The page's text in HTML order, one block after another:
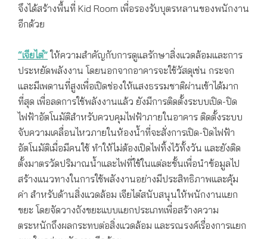
จึงได้สร้างพื้นที่ Kid Room เพื่อรองรับบุตรหลานของพนักงาน
อีกด้วย
“เจียไต๋”ให้ความสำคัญกับการดูแลรักษาสิ่งแวดล้อมและการ
ประหยัดพลังงาน โดยนอกจากอาคารจะใช้วัสดุเช่น กระจก
และมีเพดานที่สูงเพื่อเปิดช่องให้แสงธรรมชาติผ่านเข้าได้มาก
ที่สุด เพื่อลดการใช้พลังงานแล้ว ยังมีการติดตั้งระบบเปิด-ปิด
ไฟฟ้าอัตโนมัติสำหรับควบคุมไฟฟ้าภายในอาคาร ติดตั้งระบบ
จับความเคลื่อนไหวภายในห้องน้ำที่จะสั่งการเปิด-ปิดไฟฟ้า
อัตโนมัติเมื่อมีคนใช้ ทำให้ไม่ต้องเปิดไฟทิ้งไว้ทั้งวัน และยังติด
ตั้งมาตรวัดปริมาณน้ำและไฟที่ใช้ในแต่ละชั้นเพื่อนำข้อมูลไป
สร้างแนวทางในการใช้พลังงานอย่างมีประสิทธิภาพและคุ้ม
ค่า สำหรับด้านสิ่งแวดล้อม เจียไต๋สนับสนุนให้พนักงานแยก
ขยะ โดยจัดวางถังขยะแบบแยกประเภทเพื่อสร้างความ
ตระหนักถึงผลกระทบต่อสิ่งแวดล้อม และรณรงค์เรื่องการแยก